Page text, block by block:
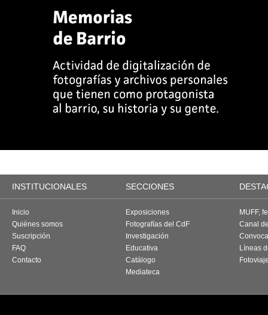
INSTITUCIONALES SECCIONES
Inicio
Quiénes somos
Suscripción
FAQ
Contacto
Exposiciones
Fotografías del CdF
Investigación
Educativa
Catálogo
Mediateca
MUFF,
Canal
Líneas